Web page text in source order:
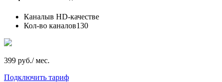
Каналыв HD-качестве
Кол-во каналов130
399 руб./ мес.
Подключить тариф